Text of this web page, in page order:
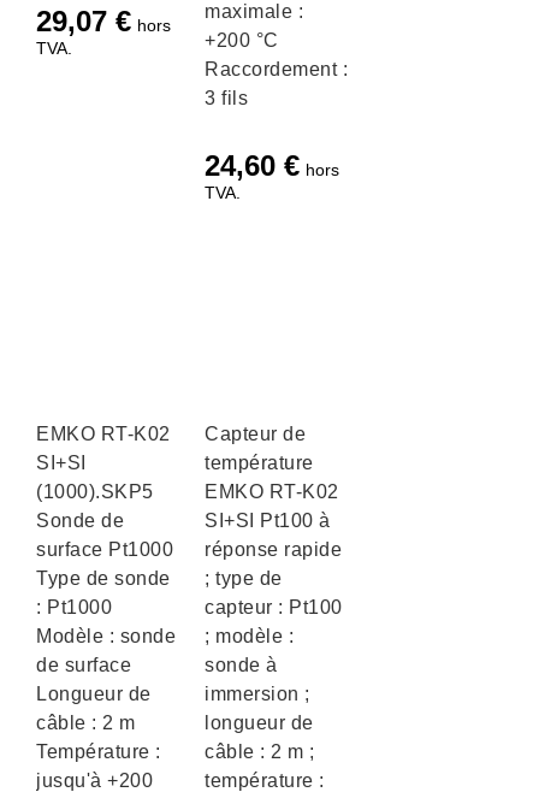
29,07 € hors
TVA.
maximale :
+200 °C
Raccordement :
3 fils
24,60 € hors
TVA.
EMKO RT-K02
SI+SI
(1000).SKP5
Sonde de
surface Pt1000
Type de sonde
: Pt1000
Modèle : sonde
de surface
Longueur de
câble : 2 m
Température :
jusqu'à +200
Capteur de
température
EMKO RT-K02
SI+SI Pt100 à
réponse rapide
; type de
capteur : Pt100
; modèle :
sonde à
immersion ;
longueur de
câble : 2 m ;
température :